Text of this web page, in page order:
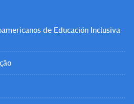
de Educación Inclusiva